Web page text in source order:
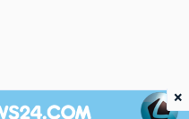
×